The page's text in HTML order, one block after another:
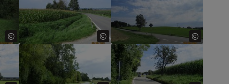
for:Show larger version for:Show larger version for: